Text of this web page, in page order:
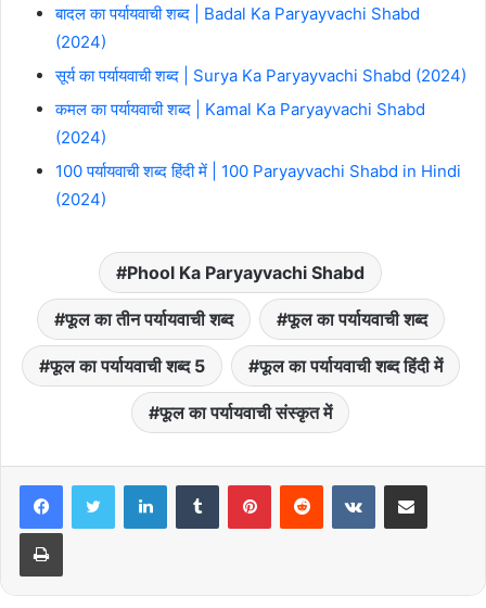
बादल का पर्यायवाची शब्द | Badal Ka Paryayvachi Shabd
(2024)
सूर्य का पर्यायवाची शब्द | Surya Ka Paryayvachi Shabd (2024)
कमल का पर्यायवाची शब्द | Kamal Ka Paryayvachi Shabd
(2024)
100 पर्यायवाची शब्द हिंदी में | 100 Paryayvachi Shabd in Hindi
(2024)
Phool Ka Paryayvachi Shabd
फूल का तीन पर्यायवाची शब्द फूल का पर्यायवाची शब्द
फूल का पर्यायवाची शब्द 5 फूल का पर्यायवाची शब्द हिंदी में
फूल का पर्यायवाची संस्कृत में
LinkedInTumblr PinterestReddit VKontakteShare via Email
Print